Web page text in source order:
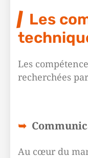
Les
Les
recherchées
Au cœur du